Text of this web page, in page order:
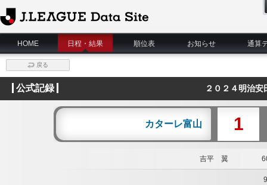
J.League Data Site
HOME
日程・結果 順位表 お知らせ 通算
戻る
公式記録 ２０２４明治
カターレ富山 1
吉平 翼
9